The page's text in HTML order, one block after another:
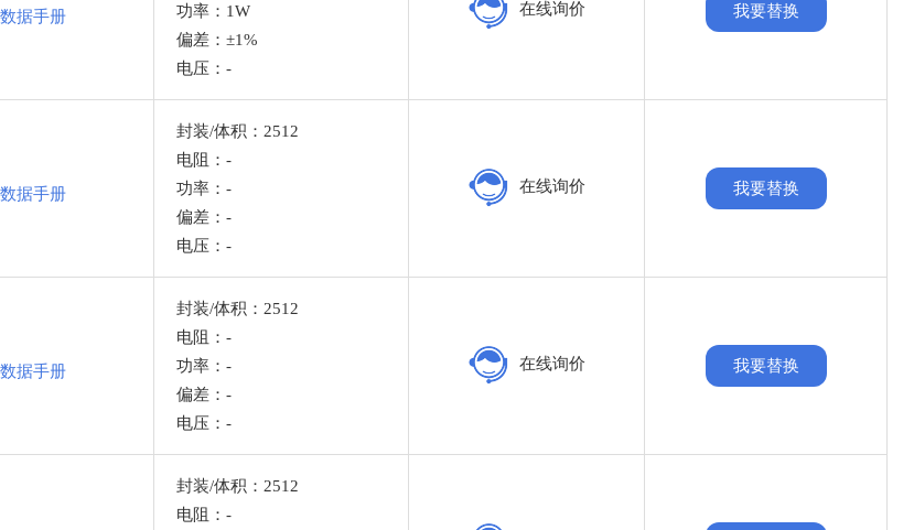
数据手册
功率：1W
偏差：±1%
电压：-
在线询价 我要替换
数据手册
封装/体积：2512
电阻：-
功率：-
偏差：-
电压：-
在线询价 我要替换
数据手册
封装/体积：2512
电阻：-
功率：-
偏差：-
电压：-
在线询价 我要替换
封装/体积：2512
电阻：-